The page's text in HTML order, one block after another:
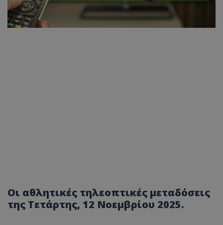
Οι αθλητικές τηλεοπτικές μεταδόσεις
της Τετάρτης, 12 Νοεμβρίου 2025.